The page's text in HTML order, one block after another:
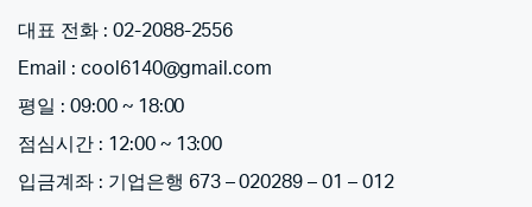
대표 전화 : 02-2088-2556
Email : cool6140@gmail.com
평일 : 09:00 ~ 18:00
점심시간 : 12:00 ~ 13:00
입금계좌 : 기업은행 673 – 020289 – 01 – 012